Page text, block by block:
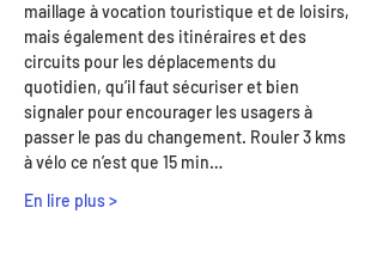
maillage à vocation touristique et de loisirs,
mais également des itinéraires et des
circuits pour les déplacements du
quotidien, qu’il faut sécuriser et bien
signaler pour encourager les usagers à
passer le pas du changement. Rouler 3 kms
à vélo ce n’est que 15 min…
En lire plus >